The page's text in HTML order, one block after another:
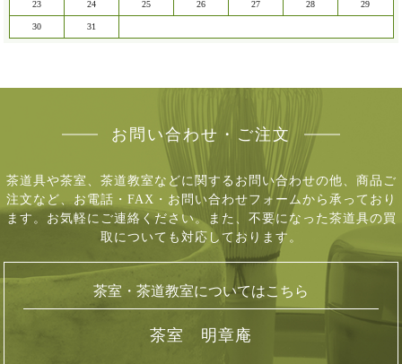
23 24 25 26 27 28 29
30 31
お問い合わせ・ご注文
茶道具や茶室、茶道教室などに関するお問い合わせの他、商品ご
注文など、 お電話・FAX・お問い合わせフォームから承っており
ます。お気軽にご連絡ください。
また、不要になった茶道具の買
取についても対応しております。
茶室・茶道教室についてはこちら
茶室 明章庵